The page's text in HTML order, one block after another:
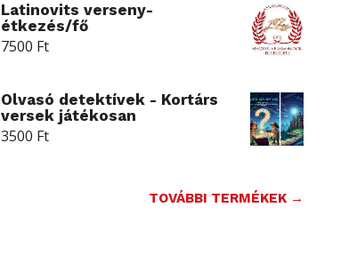
Latinovits verseny-
étkezés/fő
7500 Ft
Olvasó detektívek - Kortárs
versek játékosan
3500 Ft
TOVÁBBI TERMÉKEK →